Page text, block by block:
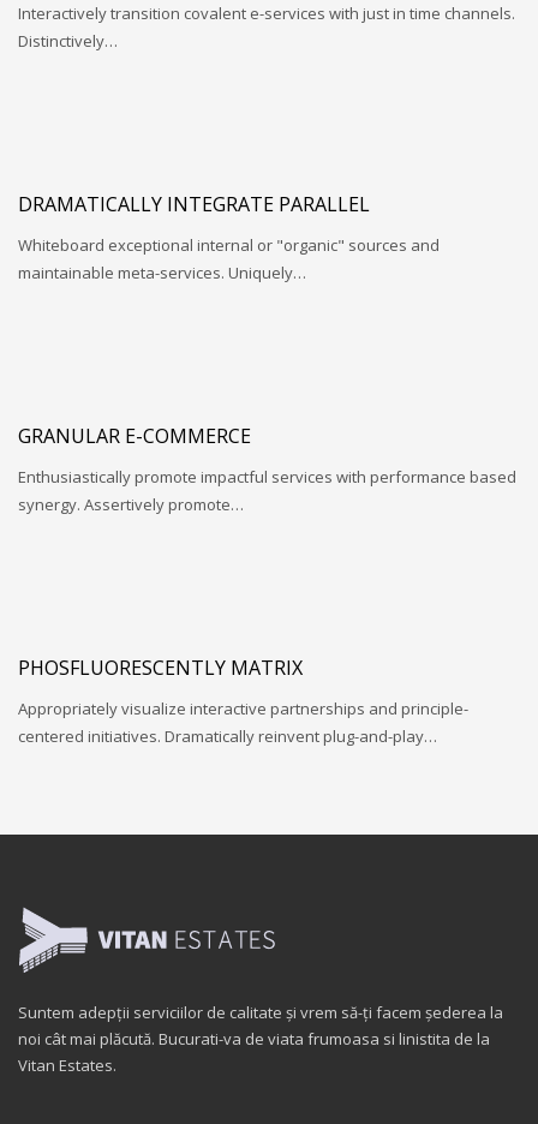
Interactively transition covalent e-services with just in time channels.
Distinctively…
DRAMATICALLY INTEGRATE PARALLEL
Whiteboard exceptional internal or "organic" sources and
maintainable meta-services. Uniquely…
GRANULAR E-COMMERCE
Enthusiastically promote impactful services with performance based
synergy. Assertively promote…
PHOSFLUORESCENTLY MATRIX
Appropriately visualize interactive partnerships and principle-
centered initiatives. Dramatically reinvent plug-and-play…
Suntem adepții serviciilor de calitate și vrem să-ți facem șederea la
noi cât mai plăcută. Bucurati-va de viata frumoasa si linistita de la
Vitan Estates.